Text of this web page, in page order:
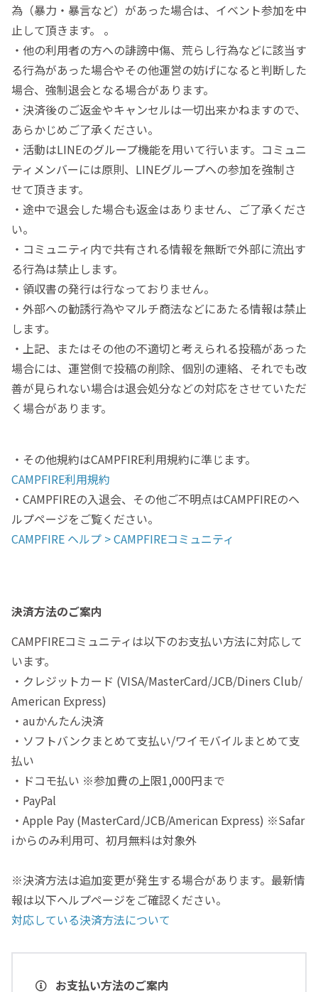
為（暴力・暴言など）があった場合は、イベント参加を中
止して頂きます。 。
・他の利用者の方への誹謗中傷、荒らし行為などに該当す
る行為があった場合やその他運営の妨げになると判断した
場合、強制退会となる場合があります。
・決済後のご返金やキャンセルは一切出来かねますので、
あらかじめご了承ください。
・活動はLINEのグループ機能を用いて行います。コミュニ
ティメンバーには原則、LINEグループへの参加を強制さ
せて頂きます。
・途中で退会した場合も返金はありません、ご了承くださ
い。
・コミュニティ内で共有される情報を無断で外部に流出す
る行為は禁止します。
・領収書の発行は行なっておりません。
・外部への勧誘行為やマルチ商法などにあたる情報は禁止
します。
・上記、またはその他の不適切と考えられる投稿があった
場合には、運営側で投稿の削除、個別の連絡、それでも改
善が見られない場合は退会処分などの対応をさせていただ
く場合があります。
・その他規約はCAMPFIRE利用規約に準じます。
CAMPFIRE利用規約
・CAMPFIREの入退会、その他ご不明点はCAMPFIREのヘ
ルプページをご覧ください。
CAMPFIRE ヘルプ > CAMPFIREコミュニティ
決済方法のご案内
CAMPFIREコミュニティは以下のお支払い方法に対応して
います。
・クレジットカード (VISA/MasterCard/JCB/Diners Club/
American Express)
・auかんたん決済
・ソフトバンクまとめて支払い/ワイモバイルまとめて支
払い
・ドコモ払い ※参加費の上限1,000円まで
・PayPal
・Apple Pay (MasterCard/JCB/American Express) ※Safar
iからのみ利用可、初月無料は対象外
※決済方法は追加変更が発生する場合があります。最新情
報は以下ヘルプページをご確認ください。
対応している決済方法について
お支払い方法のご案内